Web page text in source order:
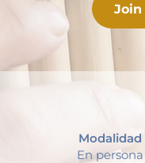
Join
Modalidad
En persona